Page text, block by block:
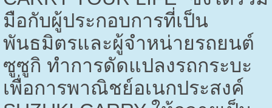
มือกับผู้ประกอบการที่เป็น
พันธมิตรและผู้จำหน่ายรถยนต์
ซูซูกิ ทำการดัดแปลงรถกระบะ
เพื่อการพาณิชย์อเนกประสงค์